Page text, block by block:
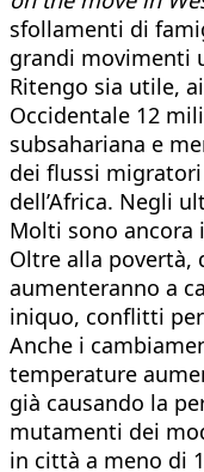
sfollamenti di
grandi movimenti
Ritengo sia utile,
Occidentale 12
subsahariana e
dei flussi migratori
dell’Africa. Negli
Molti sono ancora
Oltre alla povertà,
aumenteranno a
iniquo, conflitti
Anche i
temperature
già causando la
mutamenti dei
in città a meno di